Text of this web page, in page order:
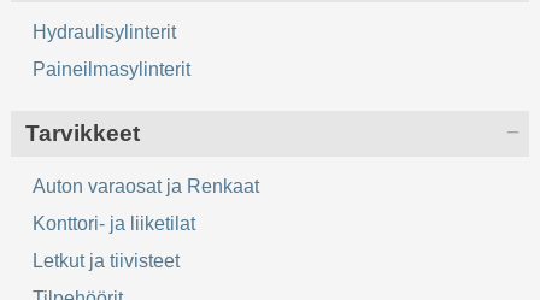
Hydraulisylinterit
Paineilmasylinterit
Tarvikkeet
Auton varaosat ja Renkaat
Konttori- ja liiketilat
Letkut ja tiivisteet